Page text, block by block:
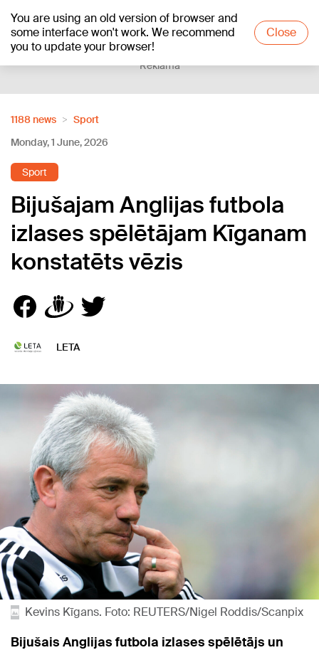
You are using an old version of browser and
some interface won't work. We recommend
you to update your browser!
Close
+13°C
Reklāma
1188 news
Sport
Monday, 1 June, 2026
Sport
Bijušajam Anglijas futbola
izlases spēlētājam Kīganam
konstatēts vēzis
LETA
Kevins Kīgans. Foto: REUTERS/Nigel Roddis/Scanpix
Bijušais Anglijas futbola izlases spēlētājs un